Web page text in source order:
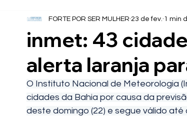
Mercado Bahia Utilidade Pública
inmet: 43
alerta laranja
FORTE POR SER MULHER 23 de fev. 1 min
O Instituto Nacional de Meteorologia
cidades da Bahia por causa da
deste domingo (22) e segue válido